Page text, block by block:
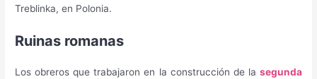
Treblinka, en Polonia.
Ruinas romanas
Los obreros que trabajaron en la construcción de la segunda